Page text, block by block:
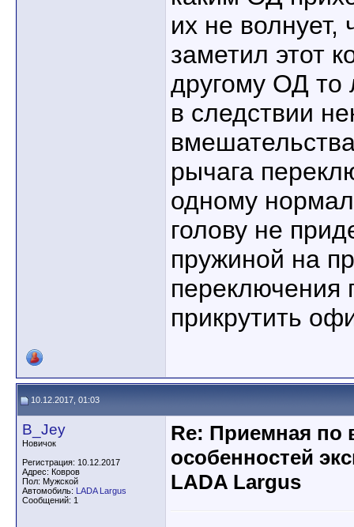
их не волнует,
заметил этот
другому ОД то
в следствии
рычага
одному
голову не
пружиной на
переключения
прикрутить
10.12.2017, 01:03
B_Jey
Новичок
Регистрация: 10.12.2017
Адрес: Ковров
Пол: Мужской
Автомобиль: LADA Largus
Сообщений: 1
Re: Приемная по
особенностей
LADA Largus